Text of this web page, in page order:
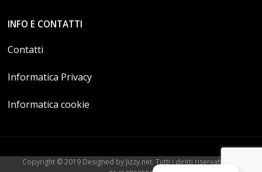
INFO E CONTATTI
Contatti
Informatica Privacy
Informatica cookie
Copyright © 2019 Designed by Jizzy.net. Tutti i diritti riservati. P.Iva